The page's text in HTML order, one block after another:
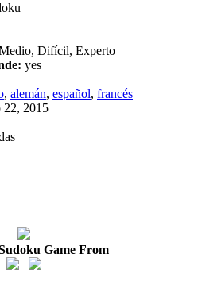
Difícil, Experto
yes
, alemán, español, francés
22, 2015
Game From